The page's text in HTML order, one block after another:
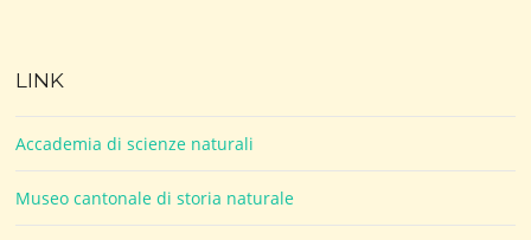
LINK
Accademia di scienze naturali
Museo cantonale di storia naturale